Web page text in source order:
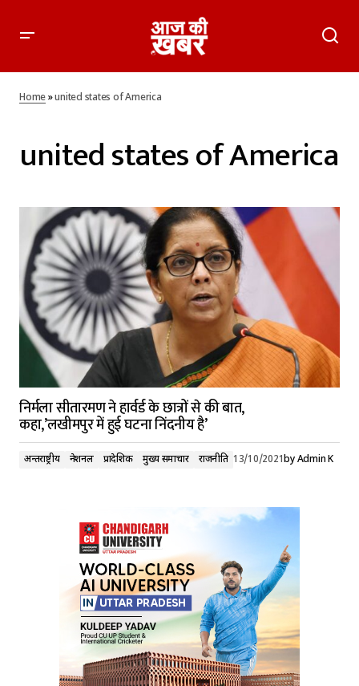
Home»united states of America
united states of America
निर्मला सीतारमण ने हार्वर्ड के छात्रों से की बात,
कहा,’लखीमपुर में हुई घटना निंदनीय है’
अन्तर्राष्ट्रीय नेशनल प्रादेशिक मुख्य समाचार राजनीति 13/10/2021byAdmin K